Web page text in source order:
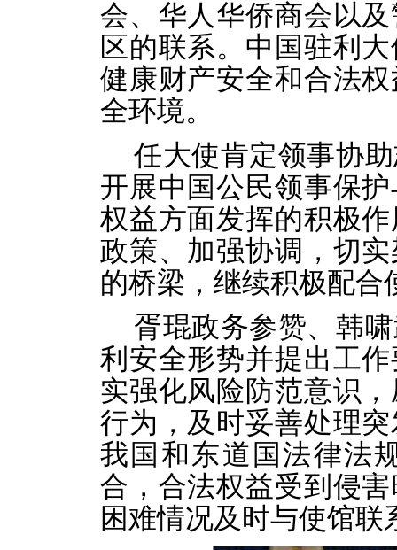
会、华人华侨商会以
区的联系。中国驻利
健康财产安全和合法
全环境。
任大使肯定领事协
开展中国公民领事保
权益方面发挥的积极
政策、加强协调，切
的桥梁，继续积极配合
胥琨政务参赞、韩
利安全形势并提出工
实强化风险防范意识
行为，及时妥善处理
我国和东道国法律法
合，合法权益受到侵
困难情况及时与使馆联